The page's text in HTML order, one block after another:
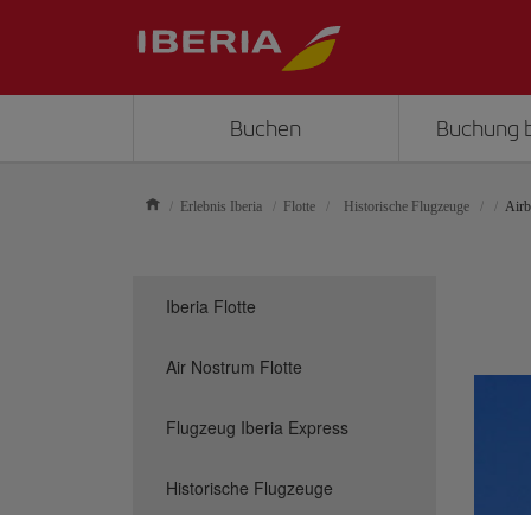
Buchen Buchung
Erlebnis Iberia Flotte Historische Flugzeuge
Iberia Flotte
Air Nostrum Flotte
Flugzeug Iberia Express
Historische Flugzeuge